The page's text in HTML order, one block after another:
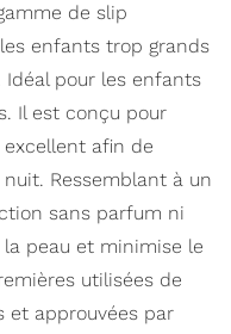
de slip
enfants trop grands
pour les enfants
Il est conçu pour
afin de
Ressemblant à un
sans parfum ni
peau et minimise le
utilisées de
et approuvées par